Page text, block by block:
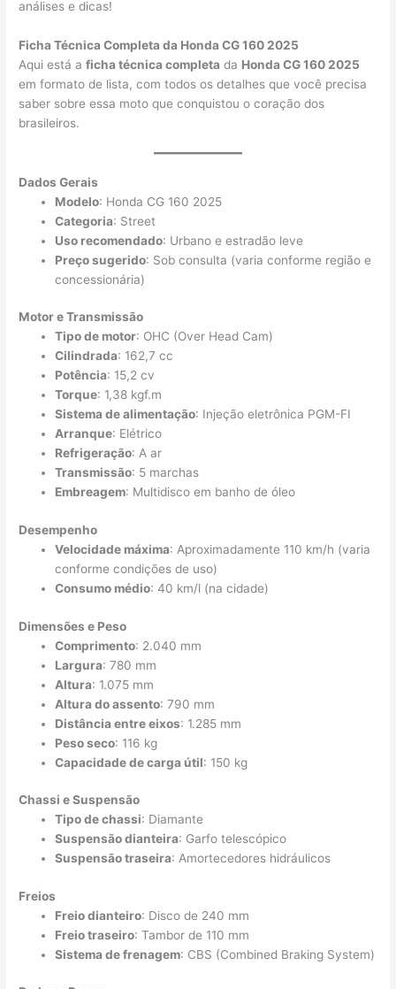
análises e dicas!
Ficha Técnica Completa da Honda CG 160 2025
Aqui está aficha técnica completa da Honda CG 160 2025
em formato de lista, com todos os detalhes que você precisa
saber sobre essa moto que conquistou o coração dos
brasileiros.
Dados Gerais
Modelo: Honda CG 160 2025
Categoria: Street
Uso recomendado: Urbano e estradão leve
Preço sugerido: Sob consulta (varia conforme região e
concessionária)
Motor e Transmissão
Tipo de motor: OHC (Over Head Cam)
Cilindrada: 162,7 cc
Potência: 15,2 cv
Torque: 1,38 kgf.m
Sistema de alimentação: Injeção eletrônica PGM-FI
Arranque: Elétrico
Refrigeração: A ar
Transmissão: 5 marchas
Embreagem: Multidisco em banho de óleo
Desempenho
Velocidade máxima: Aproximadamente 110 km/h (varia
conforme condições de uso)
Consumo médio: 40 km/l (na cidade)
Dimensões e Peso
Comprimento: 2.040 mm
Largura: 780 mm
Altura: 1.075 mm
Altura do assento: 790 mm
Distância entre eixos: 1.285 mm
Peso seco: 116 kg
Capacidade de carga útil: 150 kg
Chassi e Suspensão
Tipo de chassi: Diamante
Suspensão dianteira: Garfo telescópico
Suspensão traseira: Amortecedores hidráulicos
Freios
Freio dianteiro: Disco de 240 mm
Freio traseiro: Tambor de 110 mm
Sistema de frenagem: CBS (Combined Braking System)